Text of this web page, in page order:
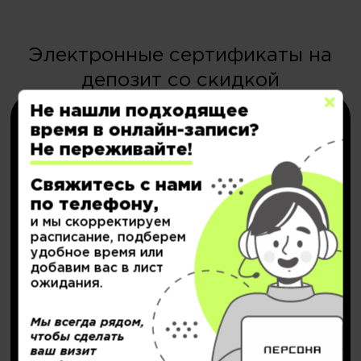
Электронные сертификаты на
депозит со скидкой
НОВИНКА!
Персональный депозит
с кешбэком до 20.000₽
Подробнее..
Не нашли подходящее
время в онлайн-записи?
Не переживайте!
Свяжитесь с нами
по телефону,
и мы скорректируем
расписание, подберем
удобное время или
добавим вас в лист
ожидания.
Мы всегда рядом,
чтобы сделать
ваш визит